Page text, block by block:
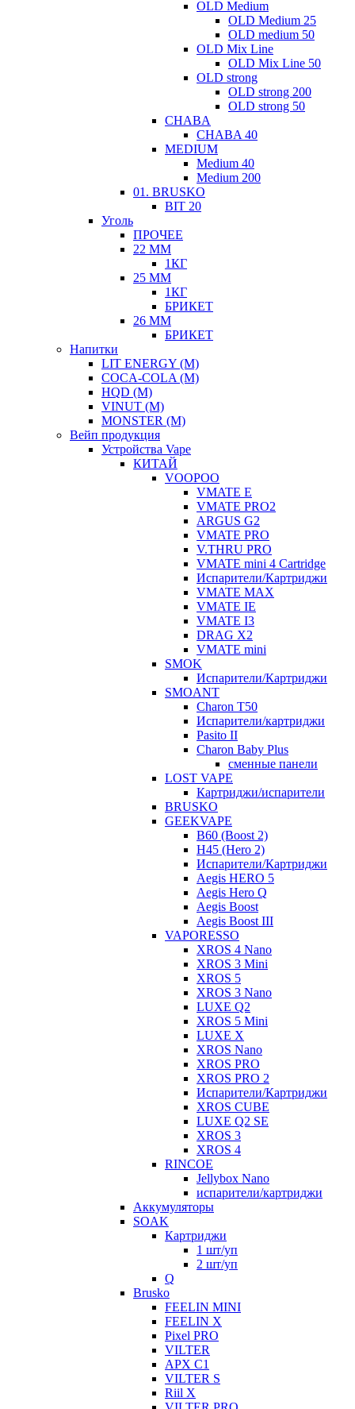
OLD Medium
OLD Medium 25
OLD medium 50
OLD Mix Line
OLD Mix Line 50
OLD strong
OLD strong 200
OLD strong 50
CHABA
CHABA 40
MEDIUM
Medium 40
Medium 200
01. BRUSKO
BIT 20
Уголь
ПРОЧЕЕ
22 ММ
1КГ
25 ММ
1КГ
БРИКЕТ
26 ММ
БРИКЕТ
Напитки
LIT ENERGY (М)
COCA-COLA (M)
HQD (M)
VINUT (М)
MONSTER (М)
Вейп продукция
Устройства Vape
КИТАЙ
VOOPOO
VMATE E
VMATE PRO2
ARGUS G2
VMATE PRO
V.THRU PRO
VMATE mini 4 Cartridge
Испарители/Картриджи
VMATE MAX
VMATE IE
VMATE I3
DRAG X2
VMATE mini
SMOK
Испарители/Картриджи
SMOANT
Charon T50
Испарители/картриджи
Pasito II
Charon Baby Plus
сменные панели
LOST VAPE
Картриджи/испарители
BRUSKO
GEEKVAPE
B60 (Boost 2)
H45 (Hero 2)
Испарители/Картриджи
Aegis HERO 5
Aegis Hero Q
Aegis Boost
Aegis Boost III
VAPORESSO
XROS 4 Nano
XROS 3 Mini
XROS 5
XROS 3 Nano
LUXE Q2
XROS 5 Mini
LUXE X
XROS Nano
XROS PRO
XROS PRO 2
Испарители/Картриджи
XROS CUBE
LUXE Q2 SE
XROS 3
XROS 4
RINCOE
Jellybox Nano
испарители/картриджи
Аккумуляторы
SOAK
Картриджи
1 шт/уп
2 шт/уп
Q
Brusko
FEELIN MINI
FEELIN X
Pixel PRO
VILTER
APX C1
VILTER S
Riil X